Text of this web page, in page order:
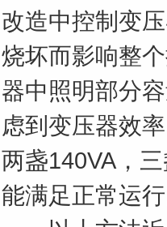
改造中控制变
烧坏而影响整
器中照明部分
虑到变压器效
两盏140VA，
能满足正常运行